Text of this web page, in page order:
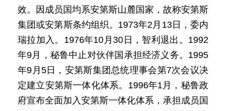
效。因成员国均系安第斯山麓国家，故称安第斯
集团或安第斯条约组织。1973年2月13日，委内
瑞拉加入。1976年10月30日，智利退出。1992
年9月，秘鲁中止对伙伴国承担经济义务。1995
年9月5日，安第斯集团总统理事会第7次会议决
定建立安第斯一体化体系。1996年1月，秘鲁政
府宣布全面加入安第斯一体化体系，承担成员国